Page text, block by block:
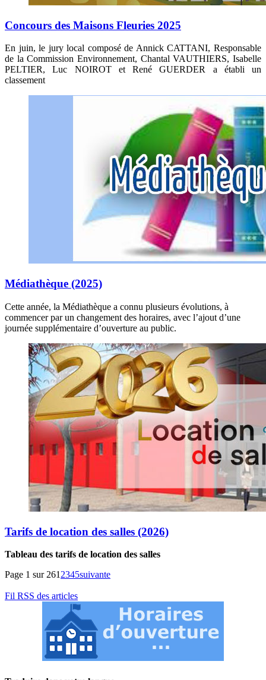
Concours des Maisons Fleuries 2025
En juin, le jury local composé de Annick CATTANI, Responsable
de la Commission Environnement, Chantal VAUTHIERS, Isabelle
PELTIER, Luc NOIROT et René GUERDER a établi un
classement
Médiathèque (2025)
Cette année, la Médiathèque a connu plusieurs évolutions, à
commencer par un changement des horaires, avec l’ajout d’une
journée supplémentaire d’ouverture au public.
Tarifs de location des salles (2026)
Tableau des tarifs de location des salles
Page 1 sur 261 2345suivante
Fil RSS des articles